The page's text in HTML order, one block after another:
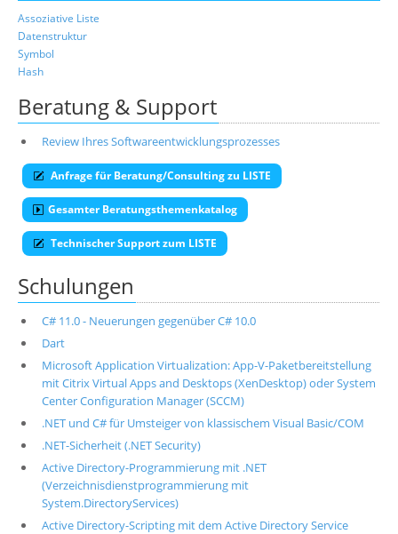
Assoziative Liste
Datenstruktur
Symbol
Hash
Beratung & Support
Review Ihres Softwareentwicklungsprozesses
Anfrage für Beratung/Consulting zu LISTE
Gesamter Beratungsthemenkatalog
Technischer Support zum LISTE
Schulungen
C# 11.0 - Neuerungen gegenüber C# 10.0
Dart
Microsoft Application Virtualization: App-V-Paketbereitstellung
mit Citrix Virtual Apps and Desktops (XenDesktop) oder System
Center Configuration Manager (SCCM)
.NET und C# für Umsteiger von klassischem Visual Basic/COM
.NET-Sicherheit (.NET Security)
Active Directory-Programmierung mit .NET
(Verzeichnisdienstprogrammierung mit
System.DirectoryServices)
Active Directory-Scripting mit dem Active Directory Service